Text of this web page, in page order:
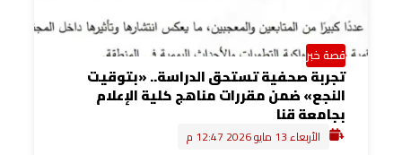
قصة خبر
تجربة صحفية تستحق الدراسة.. «بتوقيت
النجع» ضمن مقررات مناهج كلية الإعلام
بجامعة قنا
الأربعاء 13 مايو 2026 12:47 م